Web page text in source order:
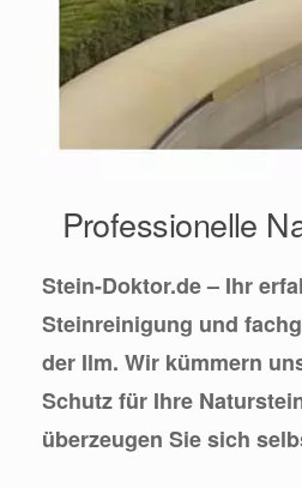
Professionelle
Stein-Doktor.de – Ihr
Steinreinigung und
der Ilm. Wir kümmern
Schutz für Ihre
überzeugen Sie sich